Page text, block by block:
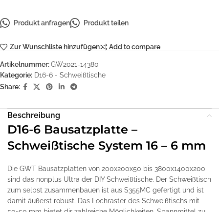
Produkt anfragen Produkt teilen
Zur Wunschliste hinzufügen Add to compare
Artikelnummer:GW2021-14380
Kategorie: D16-6 - Schweißtische
Share:
Beschreibung
D16-6 Bausatzplatte –
Schweißtische System 16 – 6 mm
Die GWT Bausatzplatten von 200x200x50 bis 3800x1400x200
sind das nonplus Ultra der DIY Schweißtische. Der Schweißtisch
zum selbst zusammenbauen ist aus S355MC gefertigt und ist
damit äußerst robust. Das Lochraster des Schweißtischs mit